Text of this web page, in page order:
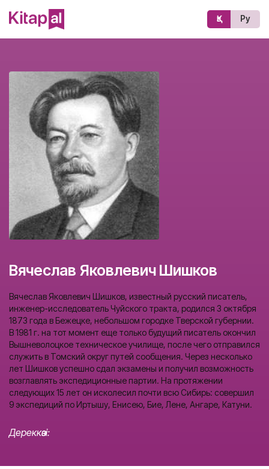
Қз Ру
Вячеслав Яковлевич Шишков
Вячеслав Яковлевич Шишков, известный русский писатель,
инженер-исследователь Чуйского тракта, родился 3 октября
1873 года в Бежецке, небольшом городке Тверской губернии.
В 1981 г. на тот момент еще только будущий писатель окончил
Вышневолоцкое техническое училище, после чего отправился
служить в Томский округ путей сообщения. Через несколько
лет Шишков успешно сдал экзамены и получил возможность
возглавлять экспедиционные партии. На протяжении
следующих 15 лет он исколесил почти всю Сибирь: совершил
9 экспедиций по Иртышу, Енисею, Бие, Лене, Ангаре, Катуни.
Дереккөзі: